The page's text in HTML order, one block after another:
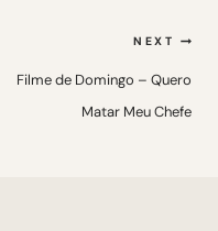
NEXT
Filme de Domingo – Quero
Matar Meu Chefe